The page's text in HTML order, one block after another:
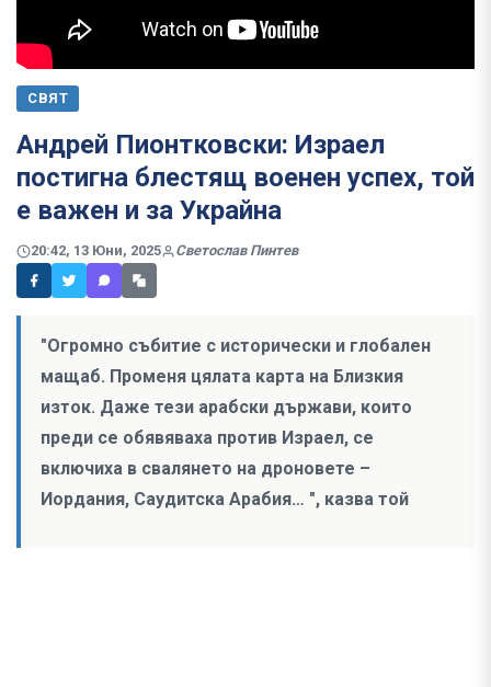
СВЯТ
Андрей Пионтковски: Израел
постигна блестящ военен успех, той
е важен и за Украйна
20:42, 13 Юни, 2025 Светослав Пинтев
"Огромно събитие с исторически и глобален
мащаб. Променя цялата карта на Близкия
изток. Даже тези арабски държави, които
преди се обявяваха против Израел, се
включиха в свалянето на дроновете –
Иордания, Саудитска Арабия… ", казва той